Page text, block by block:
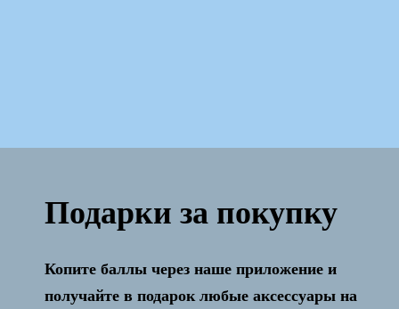
Активация и настройка бесплатно!
Подарки за покупку
Копите баллы через наше приложение и
получайте в подарок любые аксессуары на